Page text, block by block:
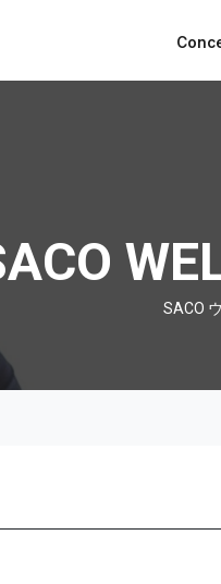
ブログ
SACO